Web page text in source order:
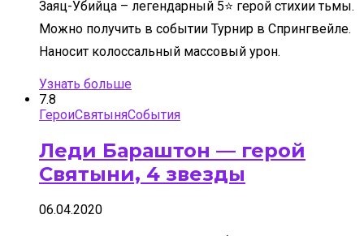
Заяц-Убийца – легендарный 5⭐ герой стихии тьмы.
Можно получить в событии Турнир в Спрингвейле.
Наносит колоссальный массовый урон.
Узнать больше
7.8
ГероиСвятыняСобытия
Леди Бараштон — герой
Святыни, 4 звезды
06.04.2020